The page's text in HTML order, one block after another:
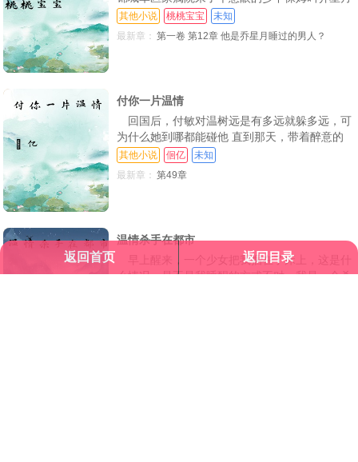
她身姿窈窕，眉眼清艳，会做饭，会针灸，会手
术，还会翻译高难度的国外资料 还带着对粉雕
难之
其他小说 桃桃宝宝
未知
最新章： 第一卷 第12章 他是乔星月睡过的男人？
付你一片温情
回国后，付敏对温树远是有多远就躲多远，可
为什么她到哪都能碰他 直到那天，带着醉意的
温树远将她堵在门口，低眸看着她，声音低哑又
带着一丝隐忍“付敏，你终于舍得回来了”然后男
其他小说 佪亿
未知
最新章： 第49章
温情杀手在都市
早上醒来，一个少女把我捆在了床上，这是什
么情况，是不是我睡醒的方式不对…我是一个杀
返回首页 返回目录